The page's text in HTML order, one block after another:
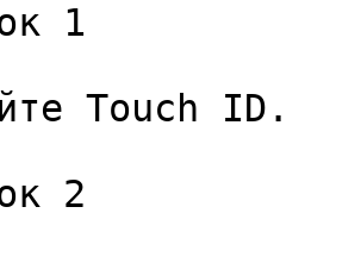
1
Touch ID.
2